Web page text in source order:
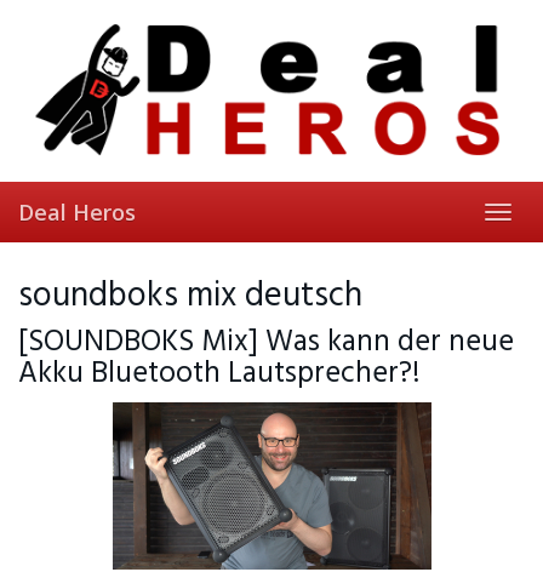
Deal Heros
soundboks mix deutsch
[SOUNDBOKS Mix] Was kann der neue
Akku Bluetooth Lautsprecher?!